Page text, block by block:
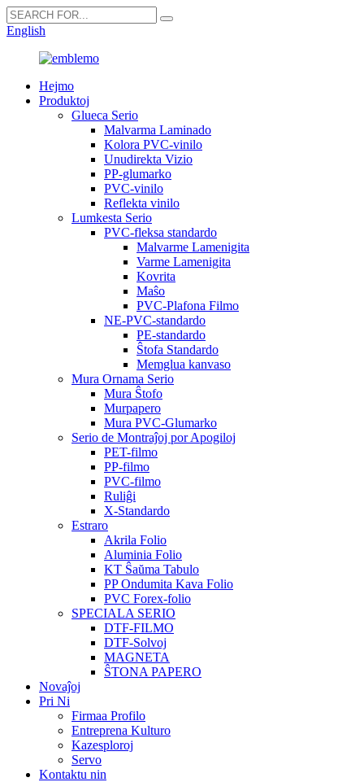
English
Hejmo
Produktoj
Glueca Serio
Malvarma Laminado
Kolora PVC-vinilo
Unudirekta Vizio
PP-glumarko
PVC-vinilo
Reflekta vinilo
Lumkesta Serio
PVC-fleksa standardo
Malvarme Lamenigita
Varme Lamenigita
Kovrita
Maŝo
PVC-Plafona Filmo
NE-PVC-standardo
PE-standardo
Ŝtofa Standardo
Memglua kanvaso
Mura Ornama Serio
Mura Ŝtofo
Murpapero
Mura PVC-Glumarko
Serio de Montraĵoj por Apogiloj
PET-filmo
PP-filmo
PVC-filmo
Ruliĝi
X-Standardo
Estraro
Akrila Folio
Aluminia Folio
KT Ŝaŭma Tabulo
PP Ondumita Kava Folio
PVC Forex-folio
SPECIALA SERIO
DTF-FILMO
DTF-Solvoj
MAGNETA
ŜTONA PAPERO
Novaĵoj
Pri Ni
Firmaa Profilo
Entreprena Kulturo
Kazesploroj
Servo
Kontaktu nin